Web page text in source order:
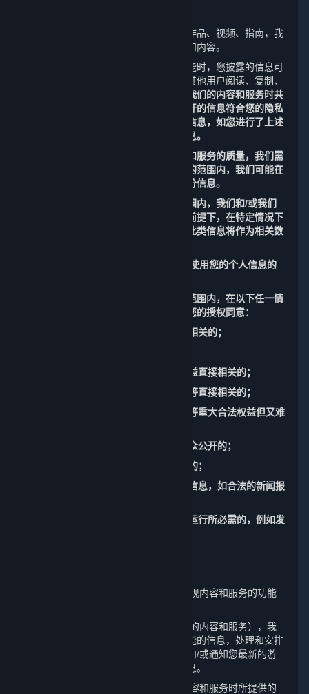
如您上传、发布游戏文件、截图、美术作品、视频、指南，我
们会收集和使用您所上传、发布的信息和内容。
当您使用平台的社交功能、内容上传功能时，您披露的信息可
能会成为公开信息。这些信息可能会被其他用户阅读、复制、
请您谨慎考虑是否在使用我们的内容和服务时共
享甚至公开分享相关信息，以确保您公开的信息符合您的隐私
偏好。请勿上传、发布或分享任何个人信息，如您进行了上述
操作，我们将无法完全保护您的个人信息。
为改善您使用平台的体验以及提高内容和服务的质量，我们需
要合作伙伴的支持。为此，在法律允许的范围内，我们可能在
特定情况下委托我们的合作伙伴收集部分信息。
为保护您的个人信息，在法律允许的范围内，我们和/或我们
的合作伙伴也可能在不识别个人身份的前提下，在特定情况下
访问、收集、存储和使用部分信息，且此类信息将作为相关数
（三） 无需征得您的授权同意而收集和使用您的个人信息的
您充分理解并同意，我们在法律允许的范围内，在以下任一情
况下收集、使用您的个人信息无需征得您的授权同意：
1. 与我们履行适用法律法规规定的义务相关的；
3. 与公共安全、公共卫生、重大公共利益直接相关的；
4. 与刑事侦查、起诉、审判和判决执行等直接相关的；
5. 出于维护您或其他个人的生命、财产等重大合法权益但又难
6. 所涉及的个人信息是您自行向社会公众公开的；
7. 根据您的要求签订和履行合同所必需的；
8. 从合法公开披露的信息中收集的个人信息，如合法的新闻报
9. 维护所提供的内容和服务的安全稳定运行所必需的，例如发
（一） 我们会根据本政策的规定并为实现内容和服务的功能
（二） 根据收集的数据（包括您所订购的内容和服务），我
们会通知您有关更新或升级的服务和功能的信息，处理和安排
您所需的客户支持、技术咨询或问题，和/或通知您最新的游
戏更新、竞赛、促销信息、特殊活动信息。
（三） 请您注意，就您在使用我们的内容和服务时所提供的